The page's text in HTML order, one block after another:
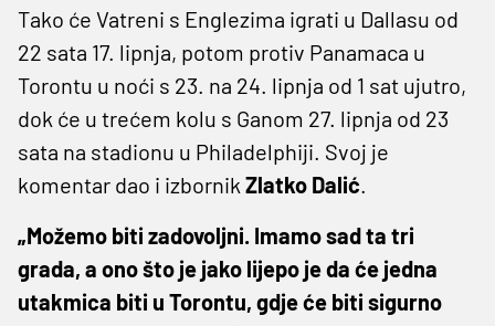
Tako će Vatreni s Englezima igrati u Dallasu od
22 sata 17. lipnja, potom protiv Panamaca u
Torontu u noći s 23. na 24. lipnja od 1 sat ujutro,
dok će u trećem kolu s Ganom 27. lipnja od 23
sata na stadionu u Philadelphiji. Svoj je
komentar dao i izbornik Zlatko Dalić.
„Možemo biti zadovoljni. Imamo sad ta tri
grada, a ono što je jako lijepo je da će jedna
utakmica biti u Torontu, gdje će biti sigurno